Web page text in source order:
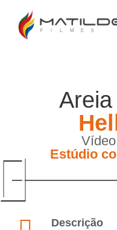
Vídeo
Estúdio
Descrição